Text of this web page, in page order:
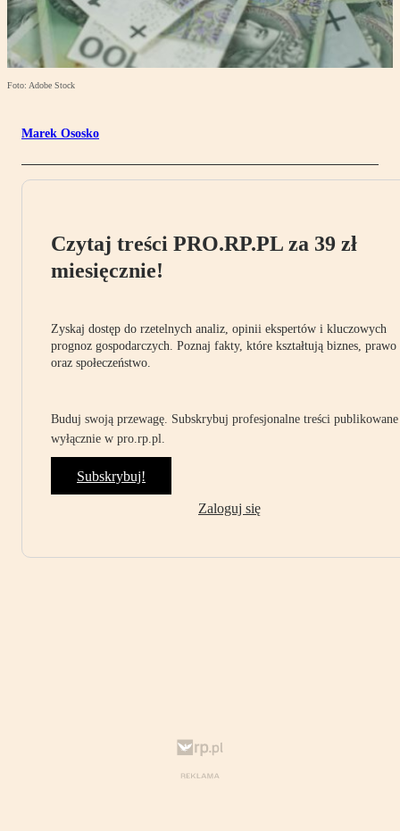
Foto: Adobe Stock
Marek Ososko
Czytaj treści PRO.RP.PL za 39 zł
miesięcznie!
Zyskaj dostęp do rzetelnych analiz, opinii ekspertów i kluczowych
prognoz gospodarczych. Poznaj fakty, które kształtują biznes, prawo
oraz społeczeństwo.
Buduj swoją przewagę. Subskrybuj profesjonalne treści publikowane
wyłącznie w pro.rp.pl.
Subskrybuj!
Zaloguj się